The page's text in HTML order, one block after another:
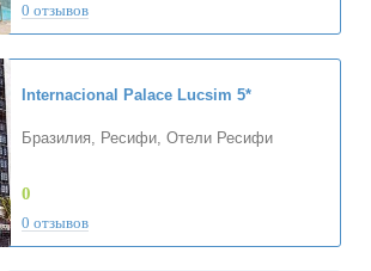
0 отзывов
Internacional Palace Lucsim 5*
Бразилия, Ресифи, Отели Ресифи
0
0 отзывов